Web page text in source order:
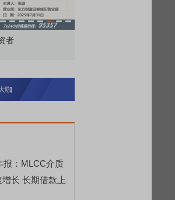
者
咖
报：MLCC介质
长 长期借款上